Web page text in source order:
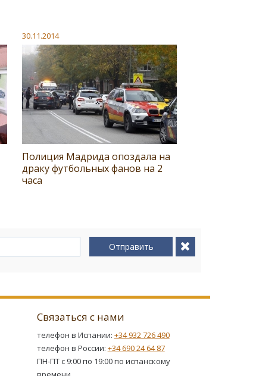
30.11.2014
Полиция Мадрида опоздала на
драку футбольных фанов на 2
часа
Отправить
Связаться с нами
телефон в Испании: +34 932 726 490
телефон в России: +34 690 24 64 87
ПН-ПТ с 9:00 по 19:00 по испанскому